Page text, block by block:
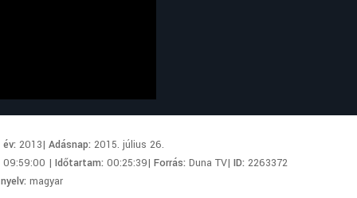
év:2013|Adásnap:2015. július 26.
09:59:00 |Időtartam:00:25:39|Forrás:Duna TV|ID:2263372
magyar